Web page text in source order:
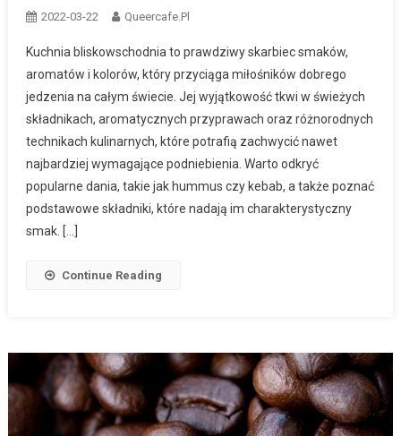
2022-03-22 Queercafe.pl
Kuchnia bliskowschodnia to prawdziwy skarbiec smaków,
aromatów i kolorów, który przyciąga miłośników dobrego
jedzenia na całym świecie. Jej wyjątkowość tkwi w świeżych
składnikach, aromatycznych przyprawach oraz różnorodnych
technikach kulinarnych, które potrafią zachwycić nawet
najbardziej wymagające podniebienia. Warto odkryć
popularne dania, takie jak hummus czy kebab, a także poznać
podstawowe składniki, które nadają im charakterystyczny
smak. […]
Continue Reading